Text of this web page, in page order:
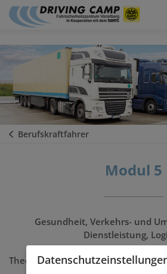
Modul 5
Gesundheit, Verkehrs- und
Dienstleistung,
Berufskraftfahrer
Theorie